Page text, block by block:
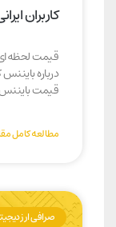
کاربران
قیمت
درباره
قیمت
مطالعه کامل
صرافی ارز